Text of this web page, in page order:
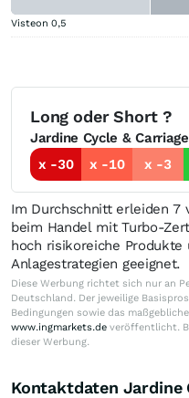
Visteon 0,5
Long oder Short ?
Jardine Cycle & Carriage
x -30
x -10 x -3
Im Durchschnitt erleiden 7
beim Handel mit Turbo-
hoch risikoreiche
Anlagestrategien geeignet.
Diese Werbung richtet sich nur an
Deutschland. Der jeweilige
Bedingungen sowie das
www.ingmarkets.de veröffentlicht.
dieser Werbung.
Kontaktdaten Jardine